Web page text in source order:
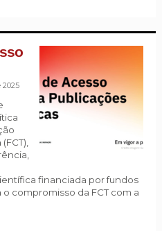
2025
financiada por fundos
compromisso da FCT com a